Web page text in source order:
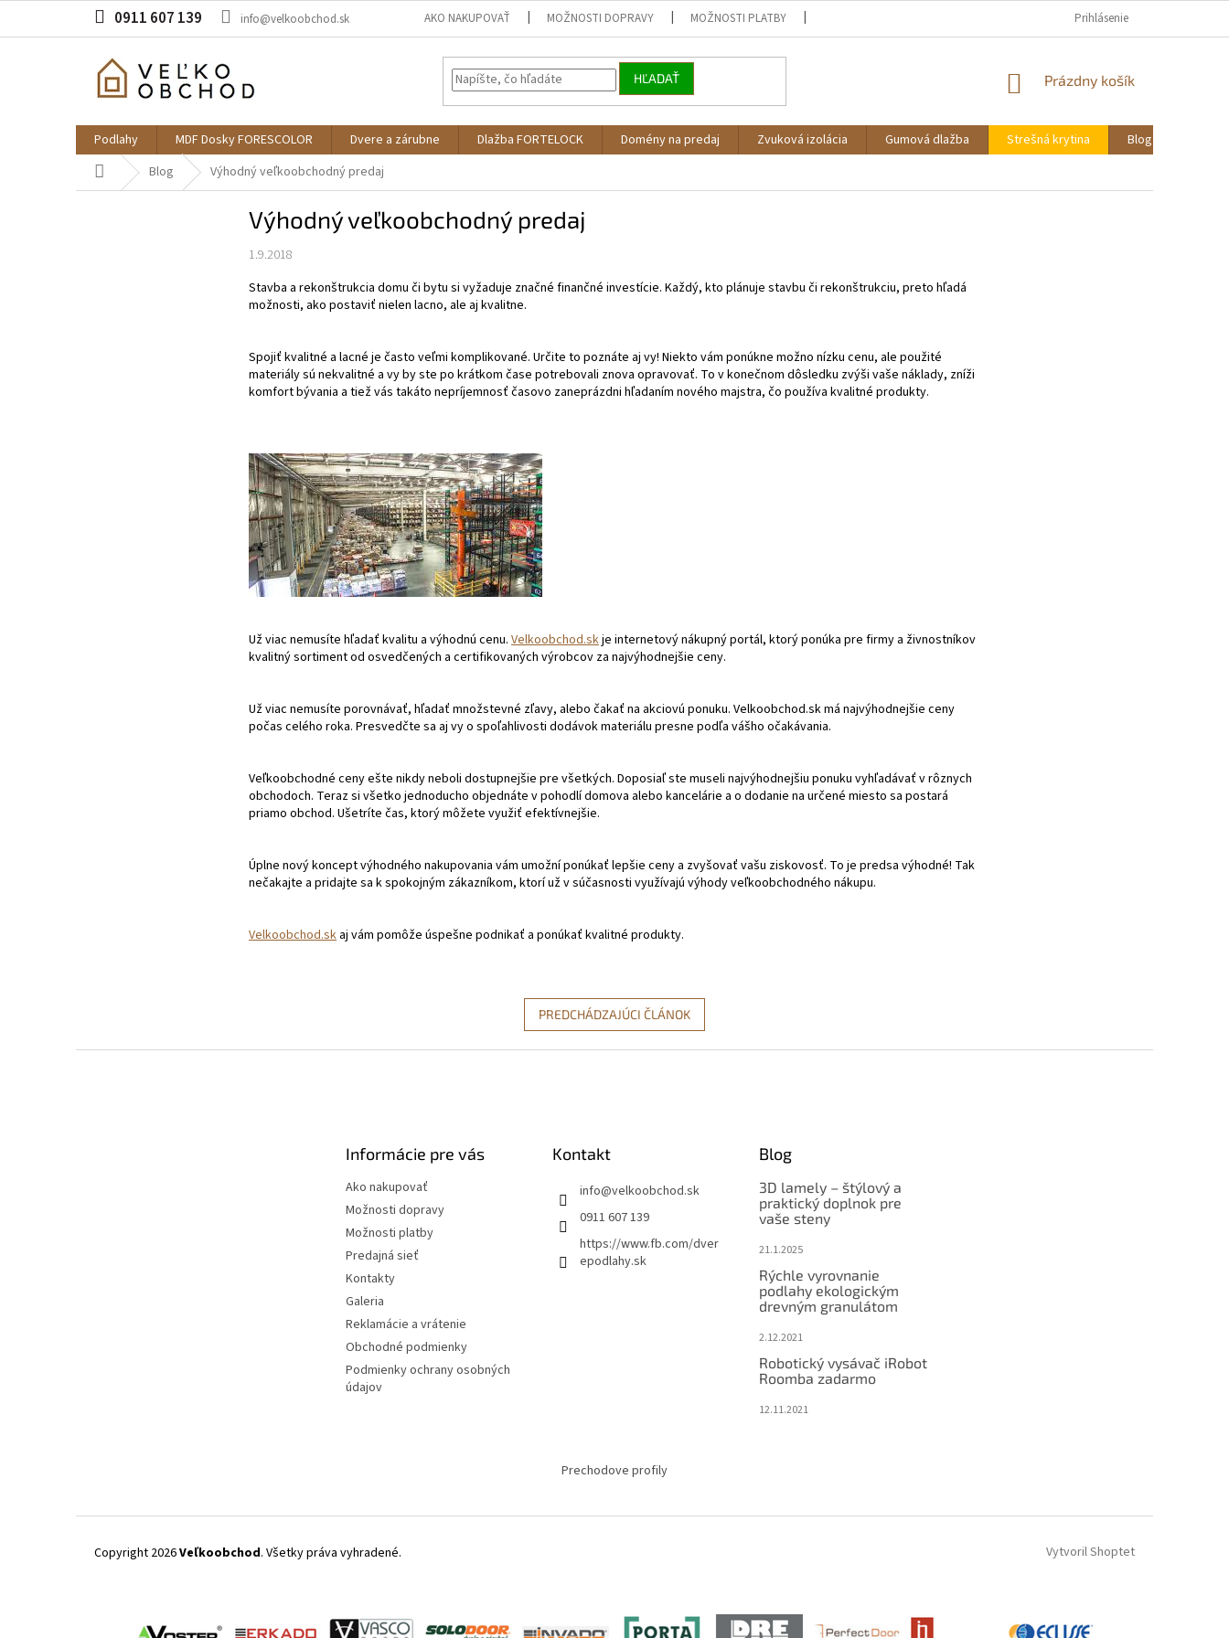
obsah
0911 607 139 info@velkoobchod.sk AKO NAKUPOVAŤ MOŽNOSTI DOPRAVY MOŽNOSTI PLATBY REKLAMÁCIE A
Prihlásenie
HĽADAŤ
NÁKUPNÝ
Prázdny košík
Podlahy MDF Dosky FORESCOLOR Dvere a zárubne Dlažba FORTELOCK Domény na predaj Zvuková izolácia Gumová dlažba Strešná krytina Blog
DomovBlog Výhodný veľkoobchodný predaj
Výhodný veľkoobchodný predaj
1.9.2018
Stavba a rekonštrukcia domu či bytu si vyžaduje značné finančné investície. Každý, kto plánuje stavbu či rekonštrukciu, preto hľadá
možnosti, ako postaviť nielen lacno, ale aj kvalitne.
Spojiť kvalitné a lacné je často veľmi komplikované. Určite to poznáte aj vy! Niekto vám ponúkne možno nízku cenu, ale použité
materiály sú nekvalitné a vy by ste po krátkom čase potrebovali znova opravovať. To v konečnom dôsledku zvýši vaše náklady, zníži
komfort bývania a tiež vás takáto nepríjemnosť časovo zaneprázdni hľadaním nového majstra, čo používa kvalitné produkty.
Už viac nemusíte hľadať kvalitu a výhodnú cenu. Velkoobchod.skje internetový nákupný portál, ktorý ponúka pre firmy a živnostníkov
kvalitný sortiment od osvedčených a certifikovaných výrobcov za najvýhodnejšie ceny.
Už viac nemusíte porovnávať, hľadať množstevné zľavy, alebo čakať na akciovú ponuku. Velkoobchod.sk má najvýhodnejšie ceny
počas celého roka. Presvedčte sa aj vy o spoľahlivosti dodávok materiálu presne podľa vášho očakávania.
Veľkoobchodné ceny ešte nikdy neboli dostupnejšie pre všetkých. Doposiaľ ste museli najvýhodnejšiu ponuku vyhľadávať v rôznych
obchodoch. Teraz si všetko jednoducho objednáte v pohodlí domova alebo kancelárie a o dodanie na určené miesto sa postará
priamo obchod. Ušetríte čas, ktorý môžete využiť efektívnejšie.
Úplne nový koncept výhodného nakupovania vám umožní ponúkať lepšie ceny a zvyšovať vašu ziskovosť. To je predsa výhodné! Tak
nečakajte a pridajte sa k spokojným zákazníkom, ktorí už v súčasnosti využívajú výhody veľkoobchodného nákupu.
Velkoobchod.sk aj vám pomôže úspešne podnikať a ponúkať kvalitné produkty.
PREDCHÁDZAJÚCI ČLÁNOK
Informácie pre vás
Ako nakupovať
Možnosti dopravy
Možnosti platby
Predajná sieť
Kontakty
Galeria
Reklamácie a vrátenie
Obchodné podmienky
Podmienky ochrany osobných
údajov
Kontakt
info@velkoobchod.sk
0911 607 139
https://www.fb.com/dver
epodlahy.sk
Blog
3D lamely – štýlový a
praktický doplnok pre
vaše steny
21.1.2025
Rýchle vyrovnanie
podlahy ekologickým
drevným granulátom
2.12.2021
Robotický vysávač iRobot
Roomba zadarmo
12.11.2021
Prechodove profily
Vytvoril Shoptet
Copyright 2026Veľkoobchod. Všetky práva vyhradené.